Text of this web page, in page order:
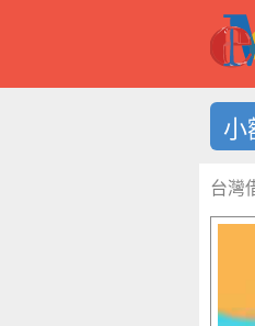
小
台灣